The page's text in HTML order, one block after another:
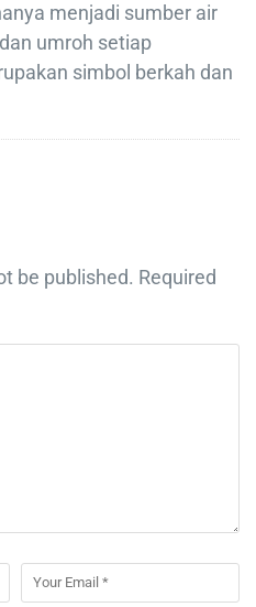
menjadi sumber air
umroh setiap
simbol berkah dan
be published. Required